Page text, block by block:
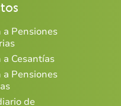
Pensiones
Cesantías
Pensiones
de